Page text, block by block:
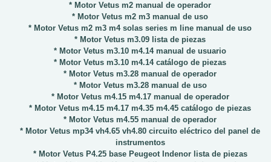
* Motor Vetus m2 manual de operador
* Motor Vetus m2 m3 manual de uso
* Motor Vetus m2 m3 m4 solas series m line manual de uso
* Motor Vetus m3.09 lista de piezas
* Motor Vetus m3.10 m4.14 manual de usuario
* Motor Vetus m3.10 m4.14 catálogo de piezas
* Motor Vetus m3.28 manual de operador
* Motor Vetus m3.28 manual de uso
* Motor Vetus m4.15 m4.17 manual de operador
* Motor Vetus m4.15 m4.17 m4.35 m4.45 catálogo de piezas
* Motor Vetus m4.55 manual de operador
* Motor Vetus mp34 vh4.65 vh4.80 circuito eléctrico del panel de
instrumentos
* Motor Vetus P4.25 base Peugeot Indenor lista de piezas